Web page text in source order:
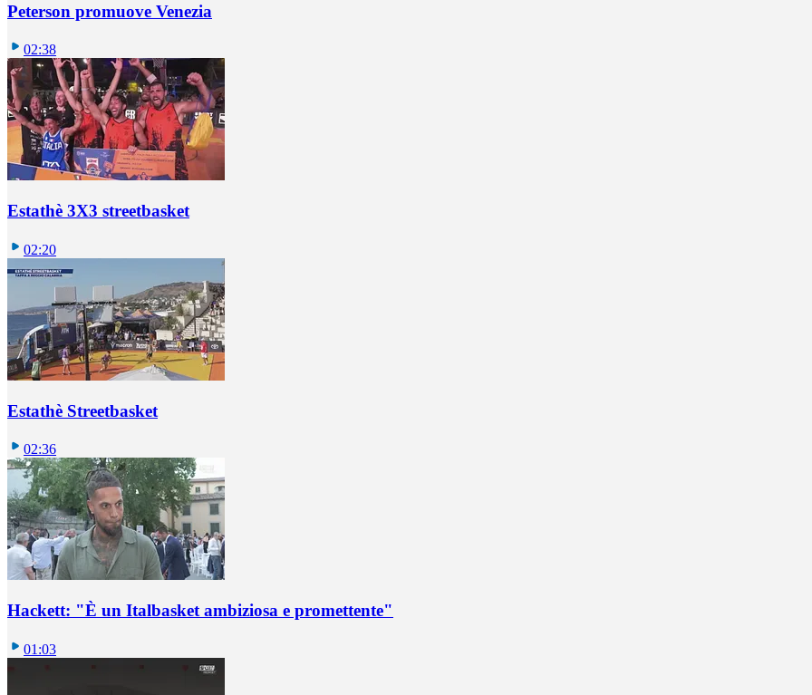
Peterson promuove Venezia
02:38
Estathè 3X3 streetbasket
02:20
Estathè Streetbasket
02:36
Hackett: "È un Italbasket ambiziosa e promettente"
01:03